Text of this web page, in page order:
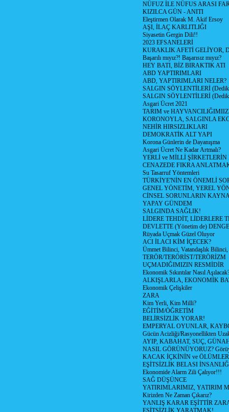
NÜFUZ İLE NÜFUS ARASI
KIZILCA GÜN - ANITI
Eleştirmen Olarak M. Akif Ersoy
AŞI, İLAÇ KARLITLIĞI
Siyasetin Gergin Dili!!
2023 EFSANELERİ
KURAKLIK AFETİ GELİYOR,
Başarılı mıyız?! Başarısız mıyız?
HEY BATI, BİZ BIRAKTIK ATI
ABD YAPTIRIMLARI
ABD, YAPTIRIMLARI NELER?
SALGIN SÖYLENTİLERİ
SALGIN SÖYLENTİLERİ
Asgari Ücret 2021
TARIM ve
KORONOYLA, SALGINLA
NEHİR HIRSIZLIKLARI
DEMOKRATİK ALT YAPI
Korona Günlerin de Dayanışma
Asgari Ücret Ne Kadar Artmalı?
YERLİ ve MİLLİ
CENAZEDE FIKRA
Su Tasarruf Yöntemleri
TÜRKİYE'NİN EN ÖNEMLİ
GENEL YÖNETİM, YEREL
CİNSEL SORUNLARIN
YAPAY GÜNDEM
SALGINDA SAĞLIK!
LİDERE TEHDİT, LİDERLERE
DEVLETTE (Yönetim de)
Rüyada Uçmak Güzel Oluyor
ACI İLACI KİM İÇECEK?
Ümmet Bilinci, Vatandaşlık
TERÖR/TERÖRİST/TERÖRİZM
UÇMADIĞIMIZIN RESMİDİR
Ekonomik Sıkıntılar Nasıl
ALKIŞLARLA, EKONOMİK
Ekonomik Çelişkiler
ZARA
Kim Yerli, Kim Milli?
EĞİTİM/ÖĞRETİM
BELİRSİZLİK YORAR!
EMPERYAL OYUNLAR,
Gücün Acizliği/Rasyonellikten
AYIP, KABAHAT, SUÇ,
NASIL GÖRÜNÜYORUZ?
KACAK İÇKİNİN ve
EŞİTSİZLİK BELASI
Ekonomide Alarm Zili Çalıyor!!!
SAĞ DÜŞÜNCE
YATIRIMLARIMIZ, YATIRIM
Kirizden Ne Zaman Çıkarız?
YANLIŞ KARAR EŞİTTİR
EŞİTSİZLİK YARATMAK!